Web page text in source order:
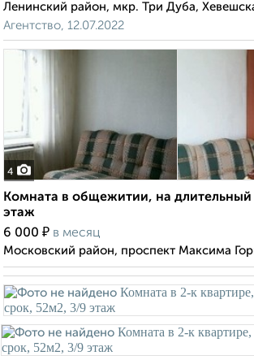
Ленинский район, мкр. Три Дуба,
Агентство, 12.07.2022
4
Комната в общежитии, на длительный
этаж
6 000 ₽ в месяц
Московский район, проспект Максима